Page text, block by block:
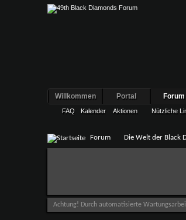
Willkommen Portal Forum
FAQ Kalender Aktionen Nützliche
Forum Die Welt der Black
Achtung! Durch automatisierte